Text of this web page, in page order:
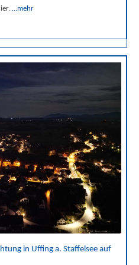
…mehr
in Uffing a. Staffelsee auf